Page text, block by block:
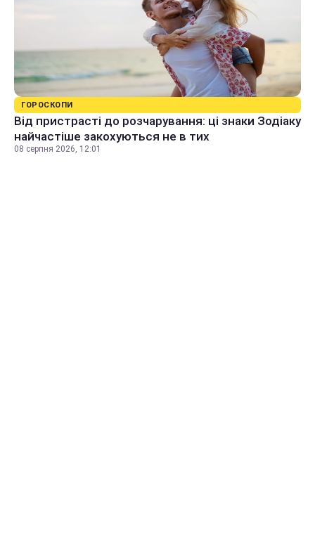
ГОРОСКОПИ
Від пристрасті до розчарування: ці знаки Зодіаку
найчастіше закохуються не в тих
08 серпня 2026, 12:01